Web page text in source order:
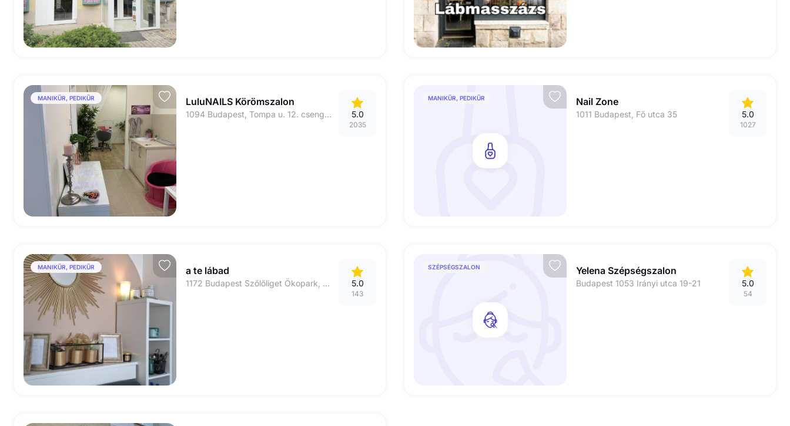
MANIKŰR, PEDIKŰR LuluNAILS Körömszalon
1094 Budapest, Tompa u. 12. csengő: 2, földszint 5.0
2035
MANIKŰR, PEDIKŰR Nail Zone
1011 Budapest, Fő utca 35 5.0
1027
MANIKŰR, PEDIKŰR a te lábad
1172 Budapest Szőlőliget Ökopark, Zenit ház I. emelet 5. 5.0
143
SZÉPSÉGSZALON Yelena Szépségszalon
Budapest 1053 Irányi utca 19-21 5.0
54